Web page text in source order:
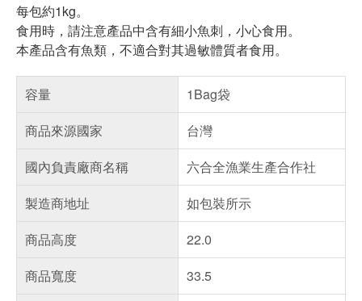
每包約1kg。
食用時，請注意產品中含有細小魚刺，小心食用。
本產品含有魚類，不適合對其過敏體質者食用。
容量
1Bag袋
商品來源國家
台灣
國內負責廠商名稱
六合全漁業生產合作社
製造商地址
如包裝所示
商品高度
22.0
商品寬度
33.5